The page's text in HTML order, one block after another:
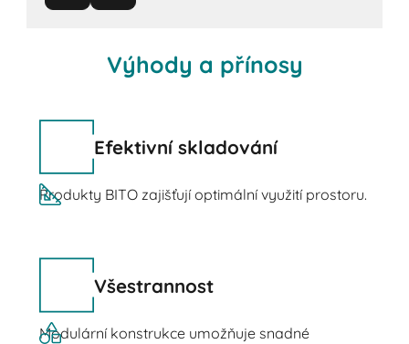
Výhody a přínosy
Efektivní skladování
Produkty BITO zajišťují optimální využití prostoru.
Všestrannost
Modulární konstrukce umožňuje snadné